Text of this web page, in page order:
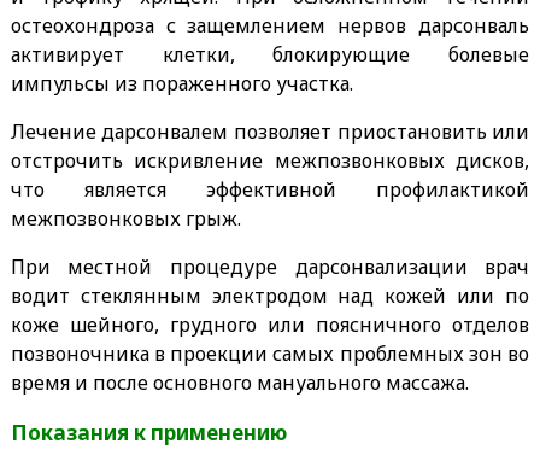
остеохондроза с защемлением нервов дарсонваль
активирует клетки, блокирующие болевые
импульсы из пораженного участка.
Лечение дарсонвалем позволяет приостановить или
отстрочить искривление межпозвонковых дисков,
что является эффективной профилактикой
межпозвонковых грыж.
При местной процедуре дарсонвализации врач
водит стеклянным электродом над кожей или по
коже шейного, грудного или поясничного отделов
позвоночника в проекции самых проблемных зон во
время и после основного мануального массажа.
Показания к применению